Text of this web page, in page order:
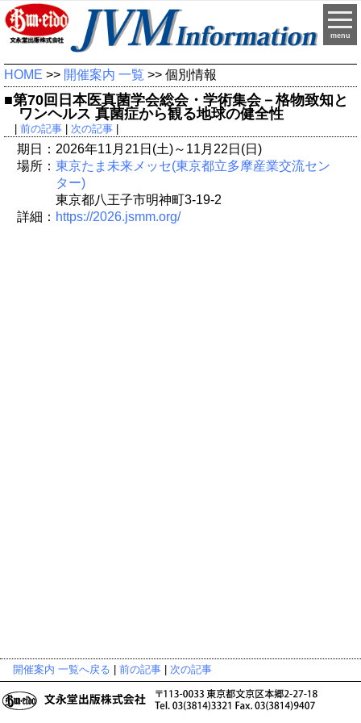
menu
HOME >> 開催案内 一覧 >> 個別情報
■第70回日本医真菌学会総会・学術集会－格物致知と
ワンヘルス 真菌症から観る地球の健全性
| 前の記事| 次の記事|
期日：2026年11月21日(土)～11月22日(日)
場所： 東京たま未来メッセ(東京都立多摩産業交流セン
ター)
東京都八王子市明神町3-19-2
詳細： https://2026.jsmm.org/
開催案内 一覧へ戻る 前の記事 次の記事